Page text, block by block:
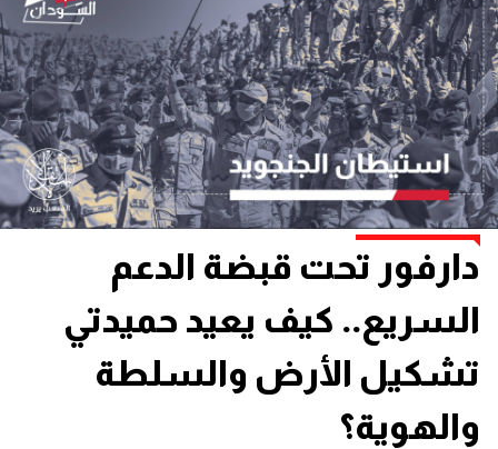
دارفور تحت قبضة الدعم
السريع.. كيف يعيد حميدتي
تشكيل الأرض والسلطة
والهوية؟